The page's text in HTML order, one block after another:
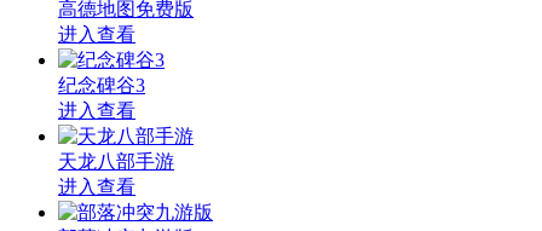
高德地图免费版
进入查看
纪念碑谷3
进入查看
天龙八部手游
进入查看